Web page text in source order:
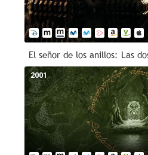
El señor de los anillos: Las
2001